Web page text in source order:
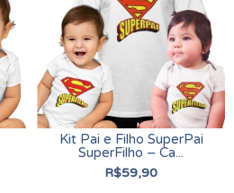
Kit Pai e Filho SuperPai
SuperFilho – Ca...
R$59,90